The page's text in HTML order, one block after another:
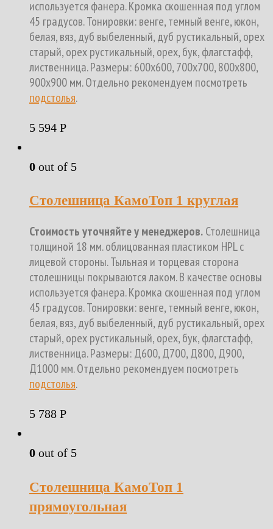
используется фанера. Кромка скошенная под углом
45 градусов. Тонировки: венге, темный венге, юкон,
белая, вяз, дуб выбеленный, дуб рустикальный, орех
старый, орех рустикальный, орех, бук, флагстафф,
лиственница. Размеры: 600х600, 700х700, 800х800,
900х900 мм. Отдельно рекомендуем посмотреть
подстолья.
5 594 Р
0 out of 5
Столешница КамоТоп 1 круглая
Стоимость уточняйте у менеджеров.Столешница
толщиной 18 мм. облицованная пластиком HPL с
лицевой стороны. Тыльная и торцевая сторона
столешницы покрываются лаком. В качестве основы
используется фанера. Кромка скошенная под углом
45 градусов. Тонировки: венге, темный венге, юкон,
белая, вяз, дуб выбеленный, дуб рустикальный, орех
старый, орех рустикальный, орех, бук, флагстафф,
лиственница. Размеры: Д600, Д700, Д800, Д900,
Д1000 мм. Отдельно рекомендуем посмотреть
подстолья.
5 788 Р
0 out of 5
Столешница КамоТоп 1
прямоугольная